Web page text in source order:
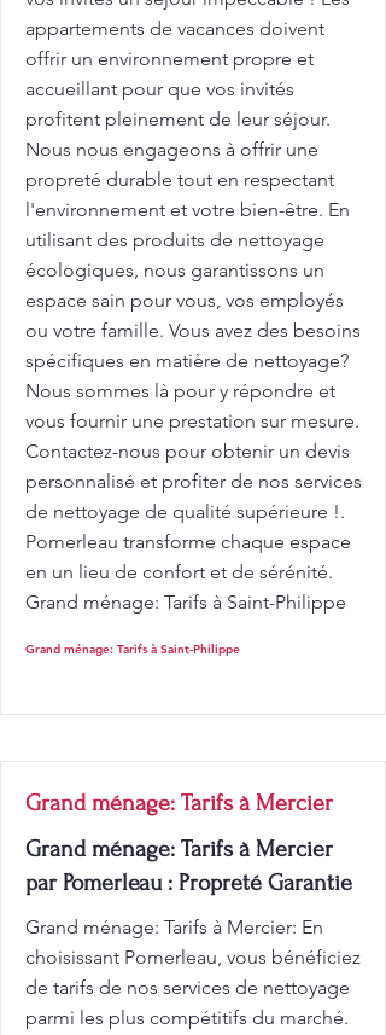
appartements de vacances doivent
offrir un environnement propre et
accueillant pour que vos invités
profitent pleinement de leur séjour.
Nous nous engageons à offrir une
propreté durable tout en respectant
l'environnement et votre bien-être. En
utilisant des produits de nettoyage
écologiques, nous garantissons un
espace sain pour vous, vos employés
ou votre famille. Vous avez des besoins
spécifiques en matière de nettoyage?
Nous sommes là pour y répondre et
vous fournir une prestation sur mesure.
Contactez-nous pour obtenir un devis
personnalisé et profiter de nos services
de nettoyage de qualité supérieure !.
Pomerleau transforme chaque espace
en un lieu de confort et de sérénité.
Grand ménage: Tarifs à Saint-Philippe
Grand ménage: Tarifs à Saint-Philippe
Grand ménage: Tarifs à Mercier
Grand ménage: Tarifs à Mercier
par Pomerleau : Propreté Garantie
Grand ménage: Tarifs à Mercier: En
choisissant Pomerleau, vous bénéficiez
de tarifs de nos services de nettoyage
parmi les plus compétitifs du marché.